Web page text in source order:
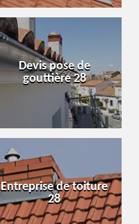
Devis pose de
gouttière 28
Entreprise de toiture
28